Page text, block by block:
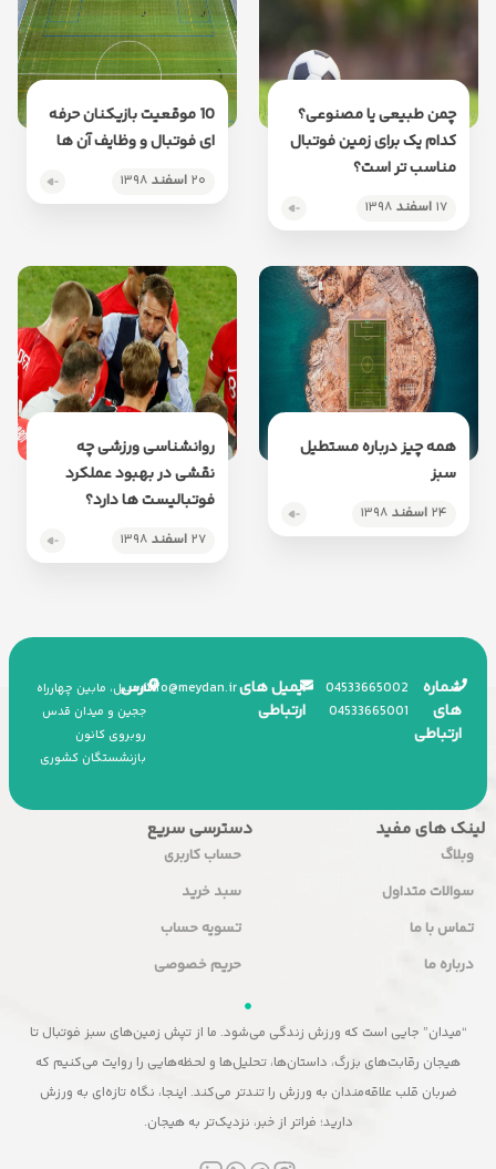
چمن طبیعی یا مصنوعی؟
کدام یک برای زمین فوتبال
مناسب تر است؟
۱۷ اسفند ۱۳۹۸
10 موقعیت بازیکنان حرفه
ای فوتبال و وظایف آن ها
۲۰ اسفند ۱۳۹۸
همه چیز درباره مستطیل
سبز
۲۴ اسفند ۱۳۹۸
روانشناسی ورزشی چه
نقشی در بهبود عملکرد
فوتبالیست ها دارد؟
۲۷ اسفند ۱۳۹۸
شماره
های
ارتباطی
04533665002
04533665001
ایمیل های
ارتباطی
info@meydan.ir آدرس
اردبیل، مابین چهارراه
ججین و میدان قدس
روبروی کانون
بازنشستگان کشوری
لینک های مفید
وبلاگ
سوالات متداول
تماس با ما
درباره ما
دسترسی سریع
حساب کاربری
سبد خرید
تسویه حساب
حریم خصوصی
“میدان” جایی است که ورزش زندگی می‌شود. ما از تپش زمین‌های سبز فوتبال تا
هیجان رقابت‌های بزرگ، داستان‌ها، تحلیل‌ها و لحظه‌هایی را روایت می‌کنیم که
ضربان قلب علاقه‌مندان به ورزش را تندتر می‌کند. اینجا، نگاه تازه‌ای به ورزش
دارید؛ فراتر از خبر، نزدیک‌تر به هیجان.